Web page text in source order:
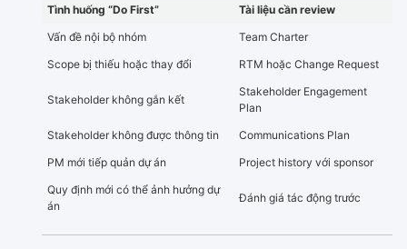
Tình huống “Do First”
Tài liệu cần review
Vấn đề nội bộ nhóm
Team Charter
Scope bị thiếu hoặc thay đổi
RTM hoặc Change Request
Stakeholder không gắn kết
Stakeholder Engagement
Plan
Stakeholder không được thông tin
Communications Plan
PM mới tiếp quản dự án
Project history với sponsor
Quy định mới có thể ảnh hưởng dự
án
Đánh giá tác động trước